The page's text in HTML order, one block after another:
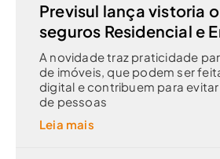
Previsul lança vistoria
seguros Residencial e
A novidade traz praticidade
de imóveis, que podem ser
digital e contribuem para
de pessoas
Leia mais